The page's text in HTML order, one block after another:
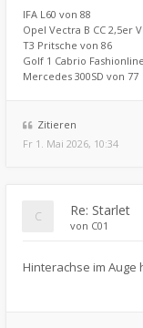
IFA L60 von 88
Opel Vectra B CC 2,5er
T3 Pritsche von 86
Golf 1 Cabrio
Mercedes 300SD von 77
Zitieren
Fr 1. Mai 2026, 10:34
Re: Starlet
von C01
Hinterachse im Auge